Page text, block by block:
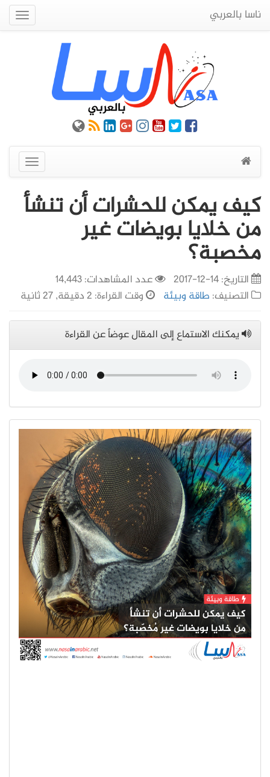
ناسا بالعربي
عرض
القائمة
كيف يمكن للحشرات أن تنشأ
من خلايا بويضات غير
مخصبة؟
التاريخ:14-12-2017
عدد المشاهدات: 14,443
التصنيف: طاقة وبيئة وقت القراءة: 2 دقيقة, 27 ثانية
يمكنك الاستماع إلى المقال عوضاً عن القراءة